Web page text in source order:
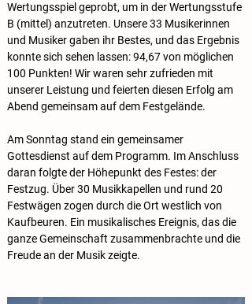
Wertungsspiel geprobt, um in der Wertungsstufe
B (mittel) anzutreten. Unsere 33 Musikerinnen
und Musiker gaben ihr Bestes, und das Ergebnis
konnte sich sehen lassen: 94,67 von möglichen
100 Punkten! Wir waren sehr zufrieden mit
unserer Leistung und feierten diesen Erfolg am
Abend gemeinsam auf dem Festgelände.
Am Sonntag stand ein gemeinsamer
Gottesdienst auf dem Programm. Im Anschluss
daran folgte der Höhepunkt des Festes: der
Festzug. Über 30 Musikkapellen und rund 20
Festwägen zogen durch die Ort westlich von
Kaufbeuren. Ein musikalisches Ereignis, das die
ganze Gemeinschaft zusammenbrachte und die
Freude an der Musik zeigte.